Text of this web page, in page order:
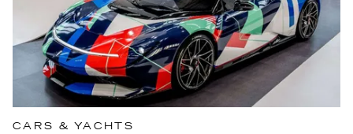
CARS & YACHTS